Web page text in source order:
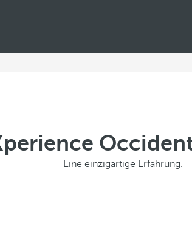
Eine einzigartige Erfahrung.